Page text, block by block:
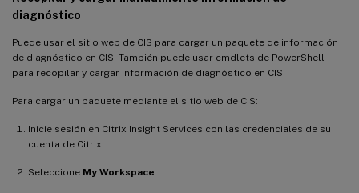
diagnóstico
Puede usar el sitio web de CIS para cargar un paquete de información
de diagnóstico en CIS. También puede usar cmdlets de PowerShell
para recopilar y cargar información de diagnóstico en CIS.
Para cargar un paquete mediante el sitio web de CIS:
Inicie sesión en Citrix Insight Services con las credenciales de su
cuenta de Citrix.
Seleccione My Workspace